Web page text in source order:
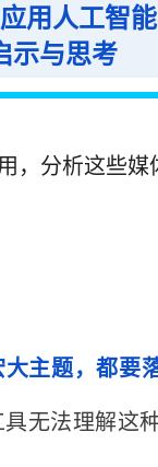
用人工智
示与思考
，分析这些
主题，都要
无法理解这